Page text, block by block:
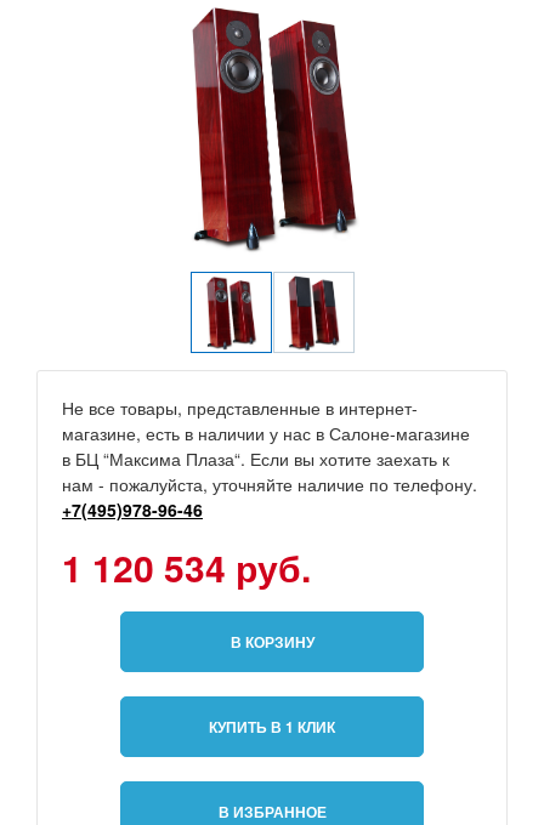
Не все товары, представленные в интернет-
магазине, есть в наличии у нас в Салоне-магазине
в БЦ “Максима Плаза“. Если вы хотите заехать к
нам - пожалуйста, уточняйте наличие по телефону.
+7(495)978-96-46
1 120 534 руб.
В КОРЗИНУ
КУПИТЬ В 1 КЛИК
В ИЗБРАННОЕ